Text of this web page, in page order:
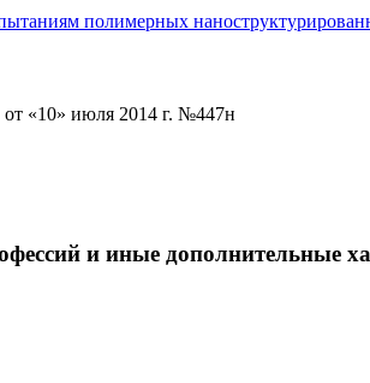
полимерных
«10» июля 2014 г. №447н
и иные дополнительные